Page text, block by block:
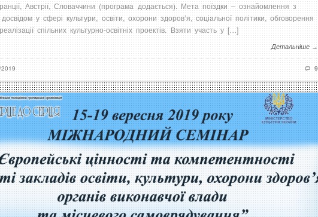
Австрії, Словаччини (програма додається). Мета поїздки – ознайомлення з
у сфері культури, освіти, охорони здоров’я, соціальної політики, обговорення
спільних культурно-освітніх проектів. Взяти участь у […]
Детальніше →
9